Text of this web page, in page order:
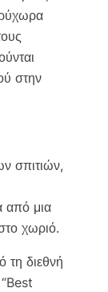
στην
σπιτιών,
από μια
χωριό.
τη διεθνή